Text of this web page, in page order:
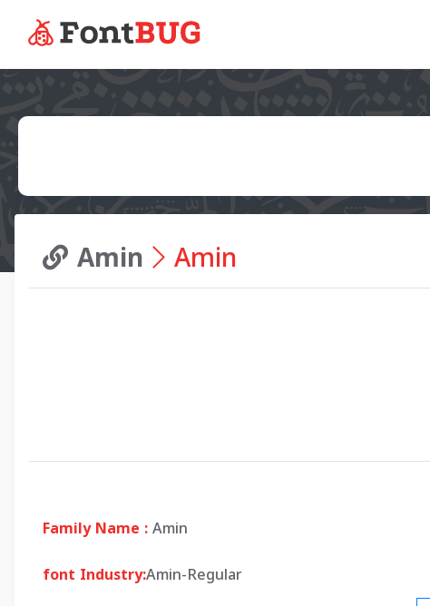
Amin Amin
Family Name :Amin
font Industry:Amin-Regular